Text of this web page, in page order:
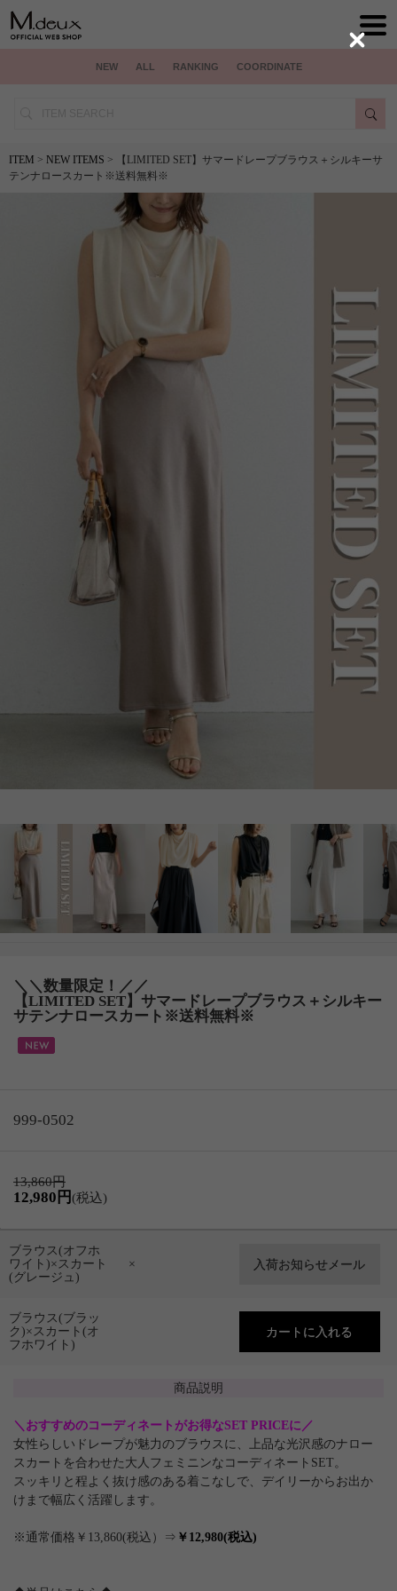
NEW ALL RANKING COORDINATE
ITEM > NEW ITEMS > 【LIMITED SET】サマードレープブラウス＋シルキーサ
テンナロースカート※送料無料※
＼＼数量限定！／／
【LIMITED SET】サマードレープブラウス＋シルキー
サテンナロースカート※送料無料※
999-0502
13,860円
12,980円(税込)
ブラウス(オフホ
ワイト)×スカート
(グレージュ)
×
ブラウス(ブラッ
ク)×スカート(オ
フホワイト)
商品説明
＼おすすめのコーディネートがお得なSET PRICEに／
女性らしいドレープが魅力のブラウスに、上品な光沢感のナロー
スカートを合わせた大人フェミニンなコーディネートSET。
スッキリと程よく抜け感のある着こなしで、デイリーからお出か
けまで幅広く活躍します。
※通常価格￥13,860(税込）⇒ ￥12,980(税込)
Close